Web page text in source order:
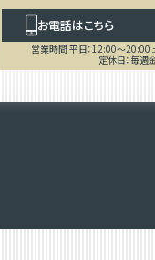
お電話はこちら
営業時間 平日：12:00～20:00
定休日：毎週